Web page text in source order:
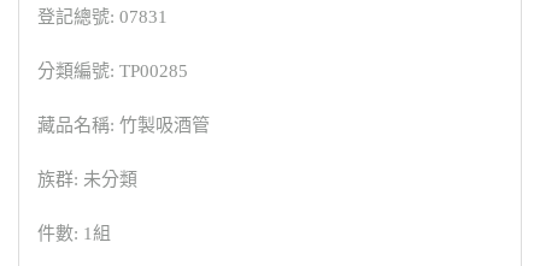
登記總號: 07831
分類編號: TP00285
藏品名稱: 竹製吸酒管
族群: 未分類
件數: 1組